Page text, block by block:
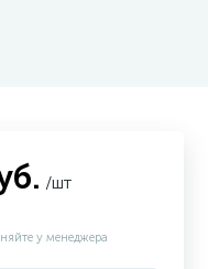
/шт
у менеджера